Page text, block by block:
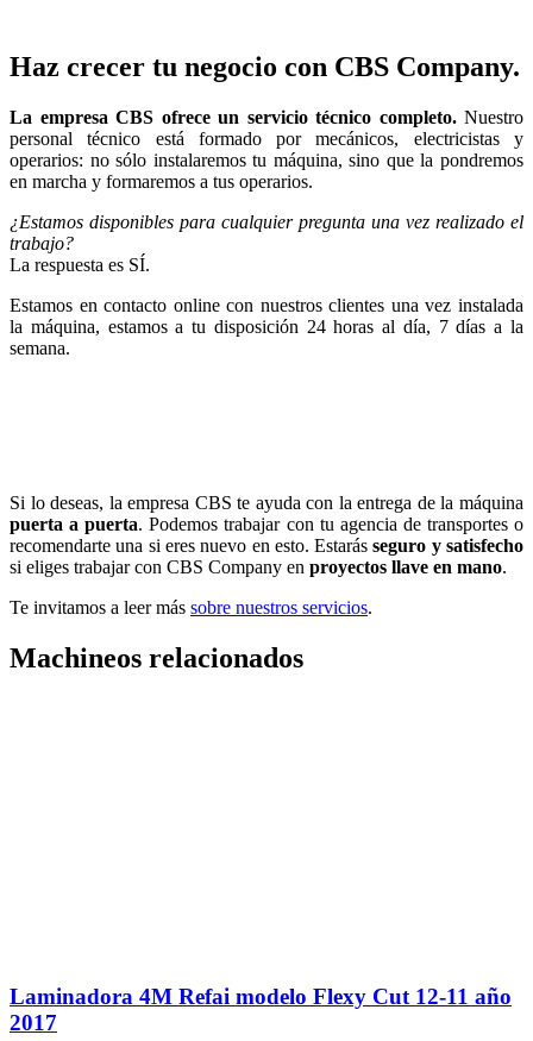
Haz crecer tu negocio con CBS Company.
La empresa CBS ofrece un servicio técnico completo.Nuestro
personal técnico está formado por mecánicos, electricistas y
operarios: no sólo instalaremos tu máquina, sino que la pondremos
en marcha y formaremos a tus operarios.
¿Estamos disponibles para cualquier pregunta una vez realizado el
trabajo?
La respuesta es SÍ.
Estamos en contacto online con nuestros clientes una vez instalada
la máquina, estamos a tu disposición 24 horas al día, 7 días a la
semana.
Si lo deseas, la empresa CBS te ayuda con la entrega de la máquina
puerta a puerta. Podemos trabajar con tu agencia de transportes o
recomendarte una si eres nuevo en esto. Estarásseguro y satisfecho
si eliges trabajar con CBS Company en proyectos llave en mano.
Te invitamos a leer más sobre nuestros servicios.
Machineos relacionados
Laminadora 4M Refai modelo Flexy Cut 12-11 año
2017